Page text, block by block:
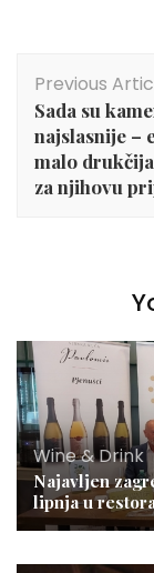
Previous
Sada su
najslasnije –
malo
za njihovu
Wine & Drink
Najavljen
lipnja u